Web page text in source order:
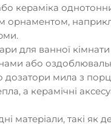
кераміка
орнаментом,
для ванної
або
мила з
а керамічні
матеріали, такі як